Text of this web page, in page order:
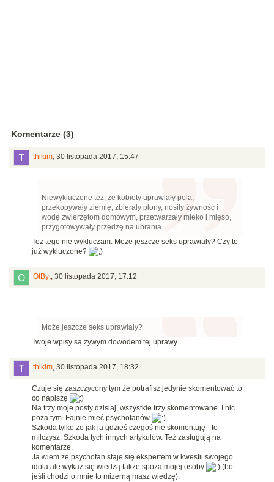
Komentarze (3)
thikim, 30 listopada 2017, 15:47
Niewykluczone też, że kobiety uprawiały pola,
przekopywały ziemię, zbierały plony, nosiły żywność i
wodę zwierzętom domowym, przetwarzały mleko i mięso,
przygotowywały przędzę na ubrania
Też tego nie wykluczam. Może jeszcze seks uprawiały? Czy to
już wykluczone?
OtByt, 30 listopada 2017, 17:12
Może jeszcze seks uprawiały?
Twoje wpisy są żywym dowodem tej uprawy.
thikim, 30 listopada 2017, 18:32
Czuje się zaszczycony tym że potrafisz jedynie skomentować to
co napiszę
Na trzy moje posty dzisiaj, wszystkie trzy skomentowane. I nic
poza tym. Fajnie mieć psychofanów
Szkoda tylko że jak ja gdzieś czegoś nie skomentuję - to
milczysz. Szkoda tych innych artykułów. Też zasługują na
komentarze.
Ja wiem że psychofan staje się ekspertem w kwestii swojego
idola ale wykaż się wiedzą także spoza mojej osoby
(bo
jeśli chodzi o mnie to mizerną masz wiedzę).